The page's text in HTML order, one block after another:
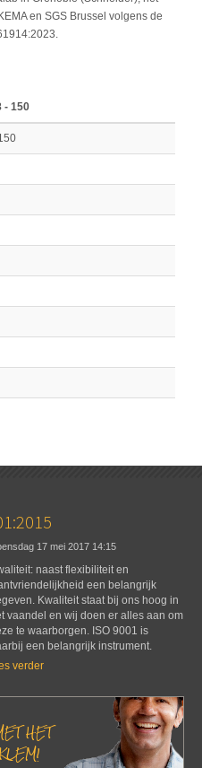
en SGS Brussel volgens de
- 150
17 mei 2017 14:15
naast flexibiliteit en
een belangrijk
Kwaliteit staat bij ons hoog in
vaandel en wij doen er alles aan om
te waarborgen. ISO 9001 is
een belangrijk instrument.
verder
HET